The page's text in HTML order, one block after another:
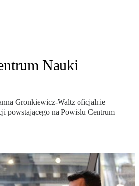
Nauki
Gronkiewicz-Waltz oficjalnie
powstającego na Powiślu Centrum